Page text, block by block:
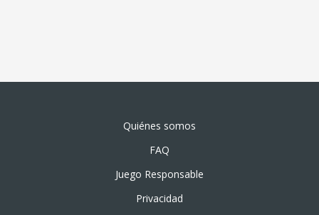
Quiénes somos
FAQ
Juego Responsable
Privacidad